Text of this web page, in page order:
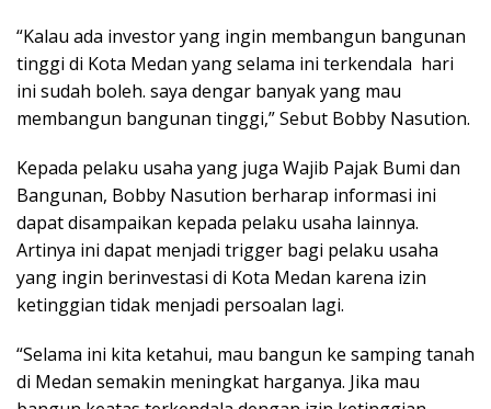
“Kalau ada investor yang ingin membangun bangunan
tinggi di Kota Medan yang selama ini terkendala hari
ini sudah boleh. saya dengar banyak yang mau
membangun bangunan tinggi,” Sebut Bobby Nasution.
Kepada pelaku usaha yang juga Wajib Pajak Bumi dan
Bangunan, Bobby Nasution berharap informasi ini
dapat disampaikan kepada pelaku usaha lainnya.
Artinya ini dapat menjadi trigger bagi pelaku usaha
yang ingin berinvestasi di Kota Medan karena izin
ketinggian tidak menjadi persoalan lagi.
“Selama ini kita ketahui, mau bangun ke samping tanah
di Medan semakin meningkat harganya. Jika mau